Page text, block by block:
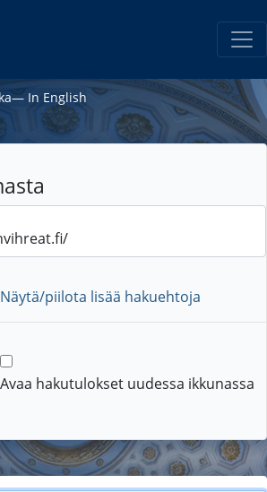
― In English
Näytä/piilota lisää hakuehtoja
Avaa hakutulokset uudessa ikkunassa